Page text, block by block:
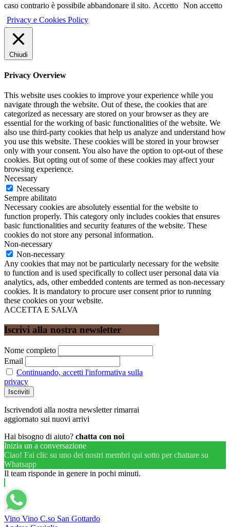
caso contrario è possibile abbandonare il sito. Accetto Non accetto
Privacy e Cookies Policy
Chiudi
Privacy Overview
This website uses cookies to improve your experience while you
navigate through the website. Out of these, the cookies that are
categorized as necessary are stored on your browser as they are
essential for the working of basic functionalities of the website. We
also use third-party cookies that help us analyze and understand how
you use this website. These cookies will be stored in your browser
only with your consent. You also have the option to opt-out of these
cookies. But opting out of some of these cookies may affect your
browsing experience.
Necessary
Necessary
Sempre abilitato
Necessary cookies are absolutely essential for the website to
function properly. This category only includes cookies that ensures
basic functionalities and security features of the website. These
cookies do not store any personal information.
Non-necessary
Non-necessary
Any cookies that may not be particularly necessary for the website
to function and is used specifically to collect user personal data via
analytics, ads, other embedded contents are termed as non-necessary
cookies. It is mandatory to procure user consent prior to running
these cookies on your website.
ACCETTA E SALVA
Iscrivi alla nostra newsletter
Nome completo
Email
Continuando, accetti l'informativa sulla
privacy
Iscrivendoti alla nostra newsletter rimarrai
aggiornato sui nuovi arrivi
Hai bisogno di aiuto? chatta con noi
Inizia un a conversazione
Ciao! Fai clic su uno dei nostri membri qui sotto per chattare su
Whatsapp
Il team risponde in genere in pochi minuti.
Vino Vino C.so San Gottardo